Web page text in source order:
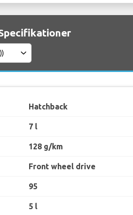
Hatchback
7 l
128 g/km
Front wheel drive
95
5 l